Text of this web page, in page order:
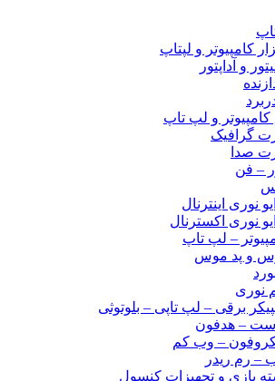
کامپیوتر و لپتاپ
و آداپتور
کامپیوتر و لپ تاپ
گرافیک
صدا
– فن
نوری اینترنال
نوری اکسترنال
– لپ تاپ
و پد موس
نوری
برقی – لپ تاپی – بلوتوثی
– هدفون
– وب کم
– رم ریدر
بازی و تجهیزات کنسول